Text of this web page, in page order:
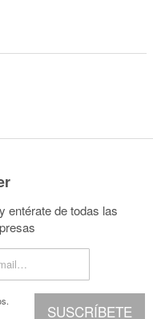
entérate de todas las
SUSCRÍBETE